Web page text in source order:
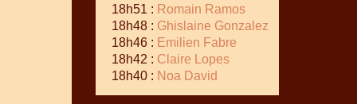
18h51 : Romain Ramos
18h48 : Ghislaine Gonzalez
18h46 : Emilien Fabre
18h42 : Claire Lopes
18h40 : Noa David